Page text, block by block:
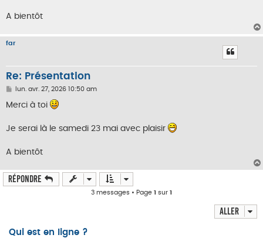
A bientôt
far
Re: Présentation
M
s
g
lun. avr. 27, 2026 10:50 am
Merci à toi
Je serai là le samedi 23 mai avec plaisir
A bientôt
Répondre
3 messages • Page 1 sur 1
Aller
Qui est en ligne ?